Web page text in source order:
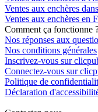
Ventes aux enchères
Ventes aux enchères en
Comment ça fonctionne
Nos réponses aux
Nos conditions générales
Inscrivez-vous sur
Connectez-vous sur
Politique de
Déclaration